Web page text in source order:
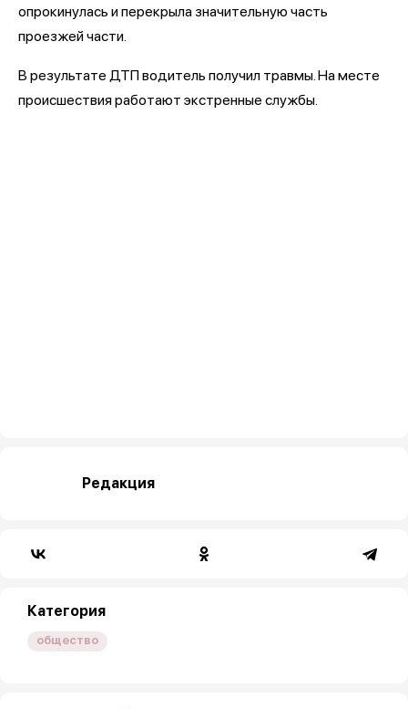
опрокинулась и перекрыла значительную часть
проезжей части.
В результате ДТП водитель получил травмы. На месте
происшествия работают экстренные службы.
Редакция
Категория
общество